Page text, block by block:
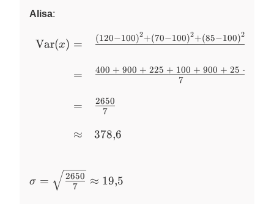
Alisa:
\begin{array}
\text{Var}(x)
=& \large
100)^2 + (70
(85 - 100)^2
- 100)^2 +
(95 - 100)^2
Var(x) =
=
=
≈
(120−100)2+(70−100)2+(85−100)2
7
400 + 900 + 225 + 100 + 900 + 25 +
7
2650
378,6
\sigma =
\sqrt{\large
σ = 7
2650 ≈ 19,5